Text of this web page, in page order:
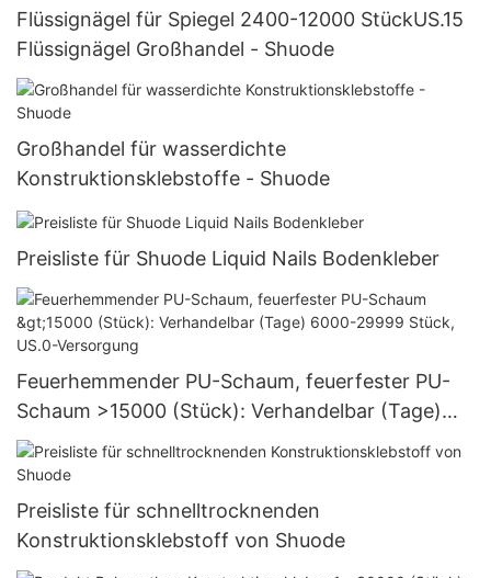
Flüssignägel für Spiegel 2400-12000 StückUS.15
Flüssignägel Großhandel - Shuode
Großhandel für wasserdichte
Konstruktionsklebstoffe - Shuode
Preisliste für Shuode Liquid Nails Bodenkleber
Feuerhemmender PU-Schaum, feuerfester PU-
Schaum >15000 (Stück): Verhandelbar (Tage)
6000-29999 Stück, US.0-Versorgung
Preisliste für schnelltrocknenden
Konstruktionsklebstoff von Shuode